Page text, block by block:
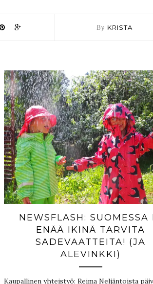
By KRISTA
NEWSFLASH: SUOMESSA
ENÄÄ IKINÄ TARVITA
SADEVAATTEITA! (JA
ALEVINKKI)
Kaupallinen yhteistyö: Reima Neljäntoista